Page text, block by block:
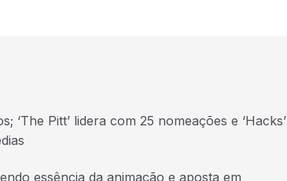
‘The Pitt’ lidera com 25 nomeações e ‘Hacks’
essência da animação e aposta em